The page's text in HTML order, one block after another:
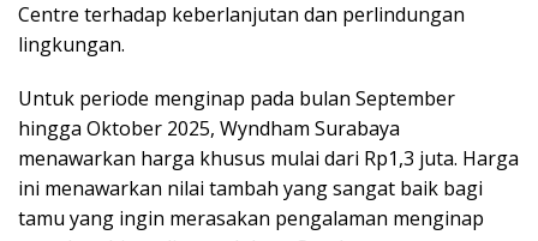
Centre terhadap keberlanjutan dan perlindungan
lingkungan.
Untuk periode menginap pada bulan September
hingga Oktober 2025, Wyndham Surabaya
menawarkan harga khusus mulai dari Rp1,3 juta. Harga
ini menawarkan nilai tambah yang sangat baik bagi
tamu yang ingin merasakan pengalaman menginap